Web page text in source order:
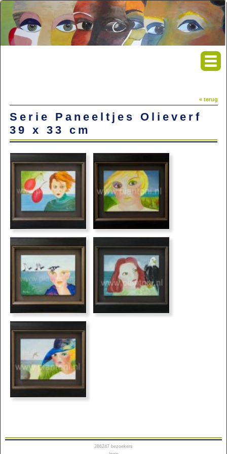
« terug
Serie Paneeltjes Olieverf
39 x 33 cm
286247 bezoekers